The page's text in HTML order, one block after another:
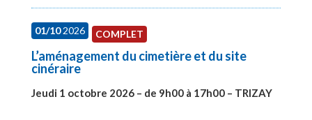
01/102026 COMPLET
L’aménagement du cimetière et du site
cinéraire
Jeudi 1 octobre 2026 – de 9h00 à 17h00 – TRIZAY